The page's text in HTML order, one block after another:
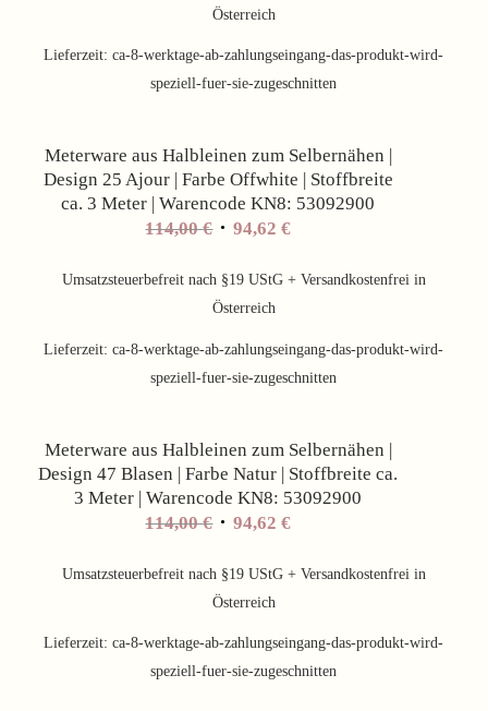
114,00 €
Österreich
Lieferzeit:ca-8-werktage-ab-zahlungseingang-das-produkt-wird-
speziell-fuer-sie-zugeschnitten
Meterware aus Halbleinen zum Selbernähen |
Design 25 Ajour | Farbe Offwhite | Stoffbreite
ca. 3 Meter | Warencode KN8: 53092900
114,00€ Ursprünglicher
war:
114,00 €
94,62€Aktueller
ist:
Umsatzsteuerbefreit nach §19 UStG + Versandkostenfrei in
Österreich
Lieferzeit:ca-8-werktage-ab-zahlungseingang-das-produkt-wird-
speziell-fuer-sie-zugeschnitten
Meterware aus Halbleinen zum Selbernähen |
Design 47 Blasen | Farbe Natur | Stoffbreite ca.
3 Meter | Warencode KN8: 53092900
114,00€ Ursprünglicher
war:
114,00 €
94,62€Aktueller
ist:
Umsatzsteuerbefreit nach §19 UStG + Versandkostenfrei in
Österreich
Lieferzeit:ca-8-werktage-ab-zahlungseingang-das-produkt-wird-
speziell-fuer-sie-zugeschnitten